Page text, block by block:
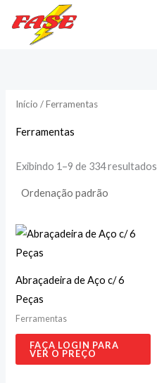
para
r
í
m
Início / Ferramentas
Ferramentas
Exibindo 1–9 de 334 resultados
Abraçadeira de Aço c/ 6
Peças
Ferramentas
FAÇA LOGIN PARA
VER O PREÇO